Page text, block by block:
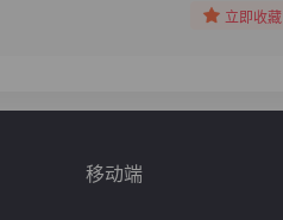
立即收藏
移动端